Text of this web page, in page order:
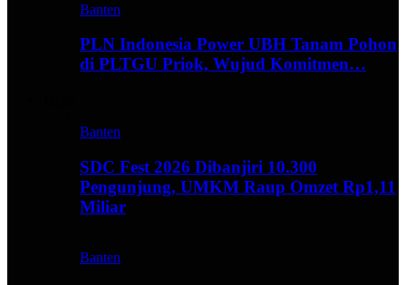
Banten
PLN Indonesia Power UBH Tanam Pohon
di PLTGU Priok, Wujud Komitmen…
Banten
SDC Fest 2026 Dibanjiri 10.300
Pengunjung, UMKM Raup Omzet Rp1,11
Miliar
Banten